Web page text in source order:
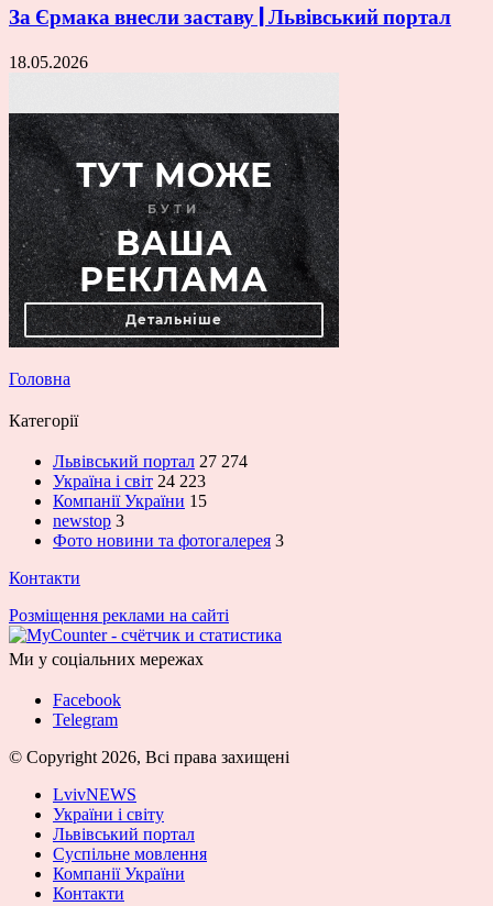
За Єрмака внесли заставу | Львівський портал
18.05.2026
Головна
Категорії
Львівський портал 27 274
Україна і світ 24 223
Компанії України 15
newstop 3
Фото новини та фотогалерея 3
Контакти
Розміщення реклами на сайті
Ми у соціальних мережах
Facebook
Telegram
© Copyright 2026, Всі права захищені
LvivNEWS
України і світу
Львівський портал
Суспільне мовлення
Компанії України
Контакти